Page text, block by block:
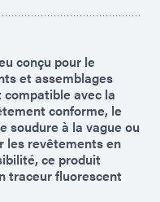
conçu pour le
et assemblages
avec la
conforme, le
soudure à la vague ou
les revêtements en
ce produit
traceur fluorescent